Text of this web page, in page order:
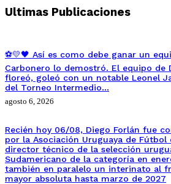
Ultimas Publicaciones
⚽💛🖤 Así es como debe ganar un
Carbonero lo demostró. El equipo de
floreó, goleó con un notable Leonel
del Torneo Intermedio…
agosto 6, 2026
Recién hoy 06/08, Diego Forlán fue
por la Asociación Uruguaya de Fútbol
director técnico de la selección
Sudamericano de la categoría en
también en paralelo un interinato al
mayor absoluta hasta marzo de 2027